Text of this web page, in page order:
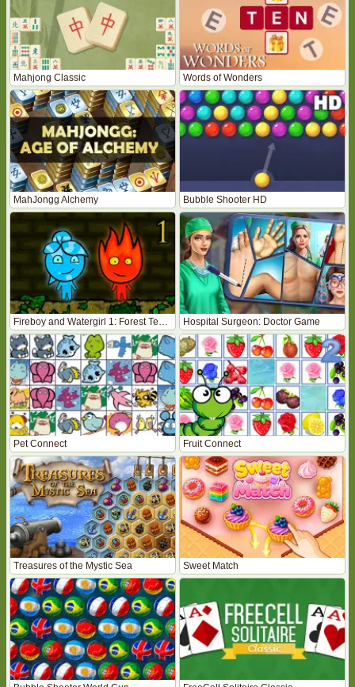
Mahjong Classic Words of Wonders
MahJongg Alchemy Bubble Shooter HD
Hospital Surgeon: Doctor Game
Pet Connect Fruit Connect
Treasures of the Mystic Sea Sweet Match